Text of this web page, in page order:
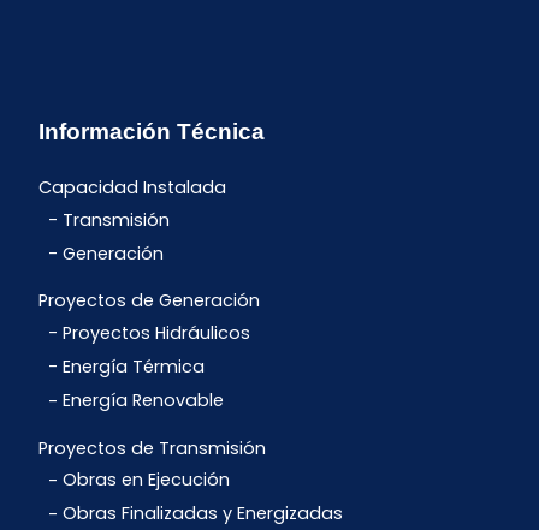
Información Técnica
Capacidad Instalada
Transmisión
Generación
Proyectos de Generación
Proyectos Hidráulicos
Energía Térmica
Energía Renovable
Proyectos de Transmisión
Obras en Ejecución
Obras Finalizadas y Energizadas